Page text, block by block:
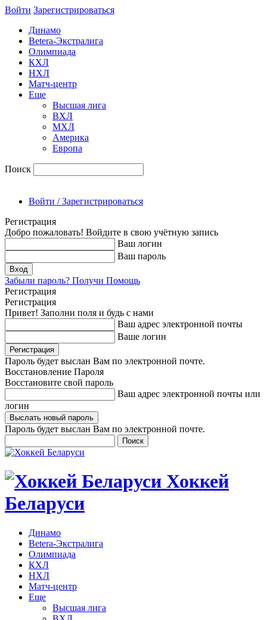
Войти Зарегиcтрироваться
Динамо
Betera-Экстралига
Олимпиада
КХЛ
НХЛ
Матч-центр
Еще
Высшая лига
ВХЛ
МХЛ
Америка
Европа
Поиск
Войти / Зарегистрироваться
Регистрация
Добро пожаловать! Войдите в свою учётную запись
Ваш логин
Ваш пароль
Забыли пароль? Получи Помощь
Регистрация
Регистрация
Привет! Заполни поля и будь с нами
Ваш адрес электронной почты
Ваше логин
Пароль будет выслан Вам по электронной почте.
Восстановление Пароля
Восстановите свой пароль
Ваш адрес электронной почты или
логин
Пароль будет выслан Вам по электронной почте.
Хоккей
Беларуси
Динамо
Betera-Экстралига
Олимпиада
КХЛ
НХЛ
Матч-центр
Еще
Высшая лига